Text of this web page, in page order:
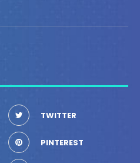
TWITTER
PINTEREST